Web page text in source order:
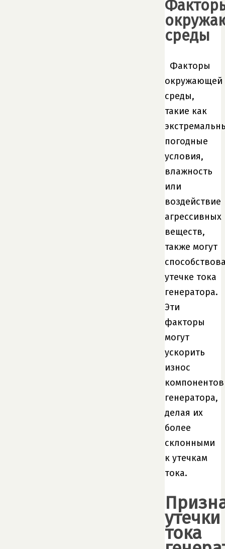
среды
Факторы
окружающей
среды,
такие как
погодные
условия,
влажность
или
воздействие
агрессивных
веществ,
также могут
утечке тока
генератора.
Эти
факторы
могут
ускорить
износ
компонентов
генератора,
делая их
более
склонными
к утечкам
тока.
утечки
тока